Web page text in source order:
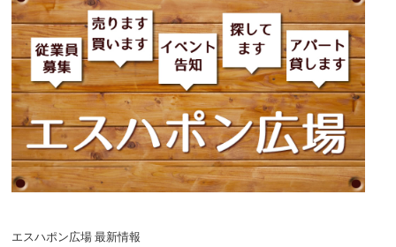
エスハポン広場 最新情報